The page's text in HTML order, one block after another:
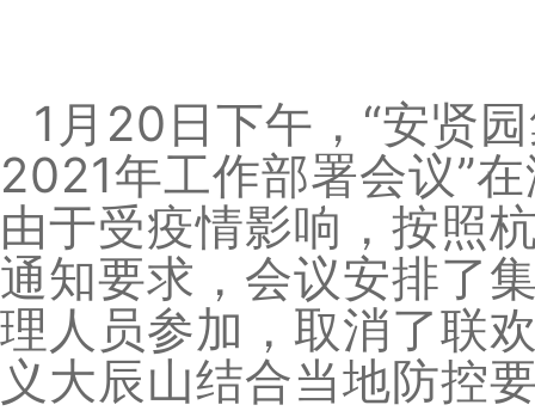
1月20日下午，“安贤
2021年工作部署会议”
由于受疫情影响，按照
通知要求，会议安排了
理人员参加，取消了联
义大辰山结合当地防控